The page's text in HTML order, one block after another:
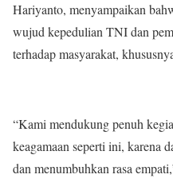
Hariyanto, menyampaikan
wujud kepedulian TNI dan
terhadap masyarakat,
“Kami mendukung penuh
keagamaan seperti ini, karena
dan menumbuhkan rasa